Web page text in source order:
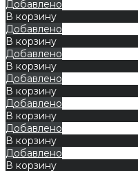
Добавлено
В корзину
Добавлено
В корзину
Добавлено
В корзину
Добавлено
В корзину
Добавлено
В корзину
Добавлено
В корзину
Добавлено
В корзину